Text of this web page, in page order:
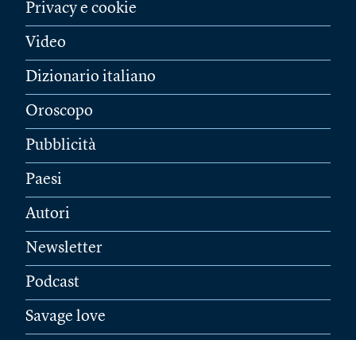
Privacy e cookie
Video
Dizionario italiano
Oroscopo
Pubblicità
Paesi
Autori
Newsletter
Podcast
Savage love